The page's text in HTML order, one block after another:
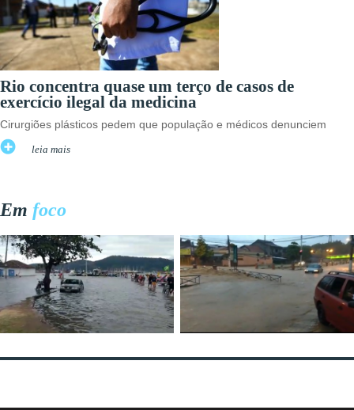
Rio concentra quase um terço de casos de
exercício ilegal da medicina
Cirurgiões plásticos pedem que população e médicos denunciem
leia mais
Em foco